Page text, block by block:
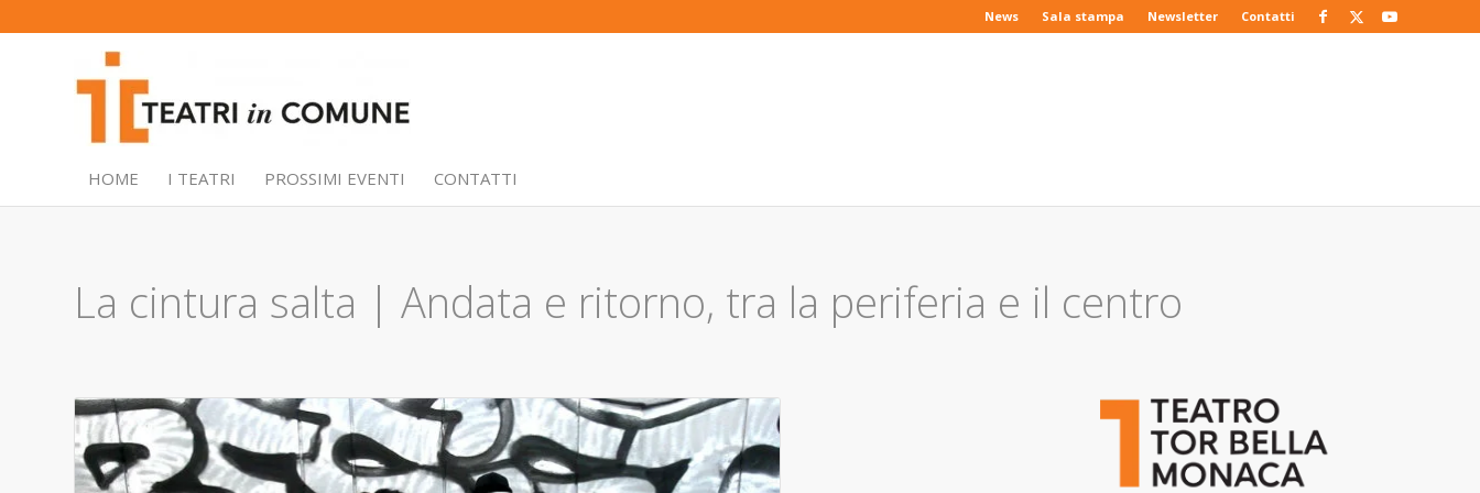
News Sala stampa Newsletter Contatti
HOME I TEATRI PROSSIMI EVENTI CONTATTI
La cintura salta | Andata e ritorno, tra la periferia e il centro